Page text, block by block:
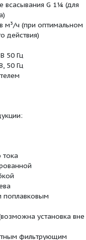
цистерн и
жидкости
нержавеющей